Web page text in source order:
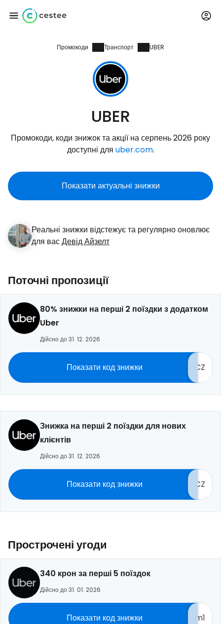
Промокоди Транспорт UBER
UBER
Промокоди, коди знижок та акції на серпень 2026 року
доступні для uber.com.
Показати актуальні знижки
Реальні знижки відстежує та регулярно оновлює
для васДевід Айзелт
Поточні пропозиції
80% знижки на перші 2 поїздки з додатком
Uber
Дійсно до 31. 12. 2026
Показати код знижки CZ
Знижка на перші 2 поїздки для нових
клієнтів
Дійсно до 31. 12. 2026
Показати код знижки CZ
Прострочені угоди
340 крон за перші 5 поїздок
Дійсно до 31. 01. 2026
Показати код знижки m1
Увійдіть до Cestee
... світова туристична спільнота
Продовжуйте з Google
Продовжуйте у Facebook
Продовжити з email